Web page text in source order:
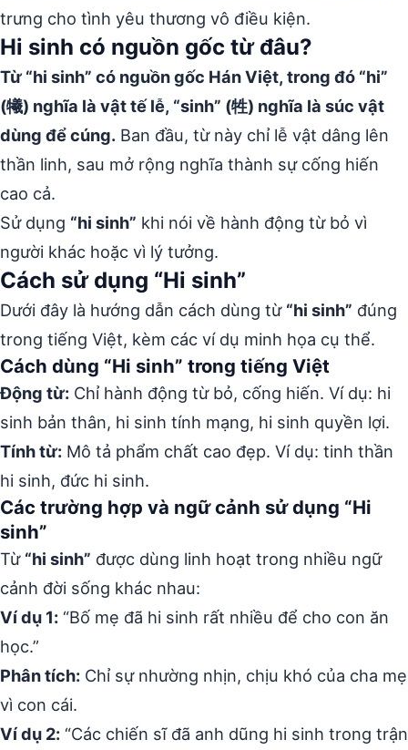
trưng cho tình yêu thương vô điều kiện.
Hi sinh có nguồn gốc từ đâu?
Từ “hi sinh” có nguồn gốc Hán Việt, trong đó “hi”
(犧) nghĩa là vật tế lễ, “sinh” (牲) nghĩa là súc vật
dùng để cúng. Ban đầu, từ này chỉ lễ vật dâng lên
thần linh, sau mở rộng nghĩa thành sự cống hiến
cao cả.
Sử dụng “hi sinh” khi nói về hành động từ bỏ vì
người khác hoặc vì lý tưởng.
Cách sử dụng “Hi sinh”
Dưới đây là hướng dẫn cách dùng từ “hi sinh” đúng
trong tiếng Việt, kèm các ví dụ minh họa cụ thể.
Cách dùng “Hi sinh” trong tiếng Việt
Động từ: Chỉ hành động từ bỏ, cống hiến. Ví dụ: hi
sinh bản thân, hi sinh tính mạng, hi sinh quyền lợi.
Tính từ: Mô tả phẩm chất cao đẹp. Ví dụ: tinh thần
hi sinh, đức hi sinh.
Các trường hợp và ngữ cảnh sử dụng “Hi
sinh”
Từ “hi sinh” được dùng linh hoạt trong nhiều ngữ
cảnh đời sống khác nhau:
Ví dụ 1: “Bố mẹ đã hi sinh rất nhiều để cho con ăn
học.”
Phân tích: Chỉ sự nhường nhịn, chịu khó của cha mẹ
vì con cái.
Ví dụ 2: “Các chiến sĩ đã anh dũng hi sinh trong trận